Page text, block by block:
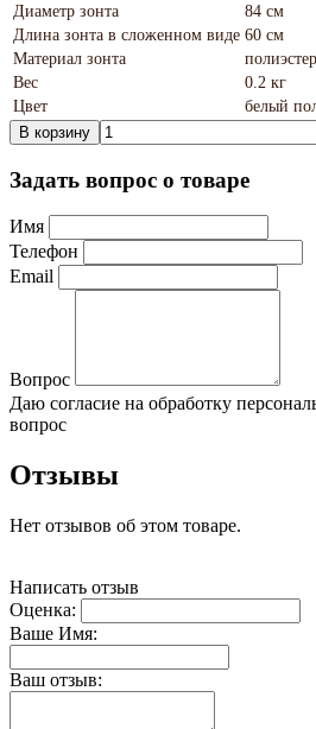
Диаметр зонта
84 см
Длина зонта в сложенном виде 60 см
Материал зонта
полиэстер
Вес
0.2 кг
Цвет
белый
В корзину
Задать вопрос о товаре
Имя
Телефон
Email
Вопрос
Даю согласие на обработку
вопрос
Отзывы
Нет отзывов об этом товаре.
Написать отзыв
Оценка:
Ваше Имя:
Ваш отзыв: